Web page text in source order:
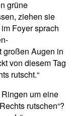
grüne
ziehen sie
Foyer sprach
großen Augen in
von diesem Tag
rutscht.“
um eine
rutschen“?